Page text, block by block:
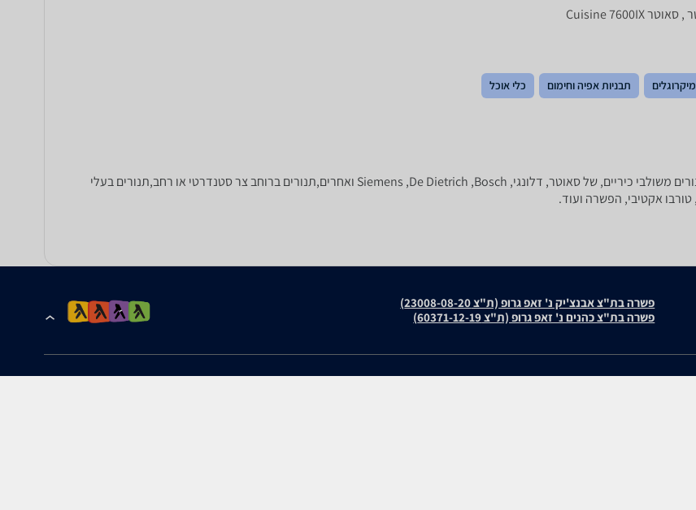
מיקרוגלים תבניות אפיה וחימום כלי אוכל
מחפשים תנור? כאן תוכלו למצוא מגוון רחב של תנורים בנויים, ותנורים משולבי כיריים, של סאוטר, דלונגי, Siemens ,De Dietrich ,Bosch ואחרים,תנורים ברוחב צר סטנדרטי או רחב,תנורים בעלי
פשרה בת"צ אבנצ'יק נ' זאפ גרופ (ת"צ 23008-08-20)
פשרה בת"צ כהנים נ' זאפ גרופ (ת"צ 60371-12-19)